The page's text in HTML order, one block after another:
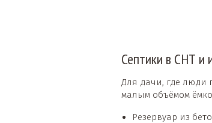
Септики в СНТ и
Для дачи, где люди
малым объёмом
Резервуар из